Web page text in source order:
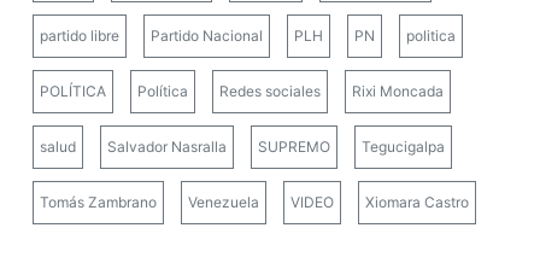
partido libre Partido Nacional PLH PN politica
POLÍTICA Política Redes sociales Rixi Moncada
salud Salvador Nasralla SUPREMO Tegucigalpa
Tomás Zambrano Venezuela VIDEO Xiomara Castro